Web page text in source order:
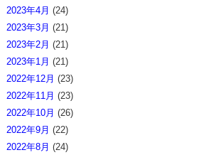
2023年4月 (24)
2023年3月 (21)
2023年2月 (21)
2023年1月 (21)
2022年12月 (23)
2022年11月 (23)
2022年10月 (26)
2022年9月 (22)
2022年8月 (24)